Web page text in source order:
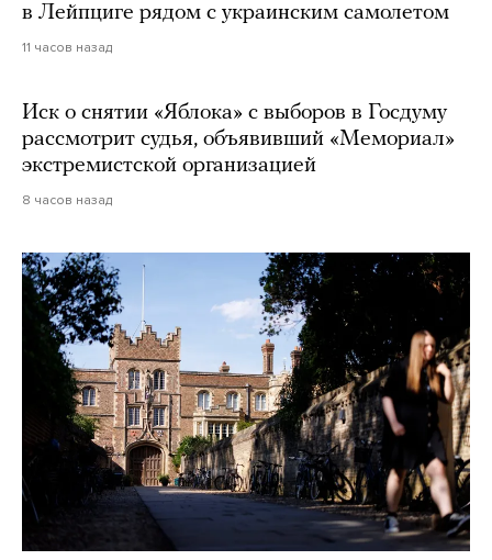
в Лейпциге рядом с украинским самолетом
11 часов назад
Иск о снятии «Яблока» с выборов в Госдуму
рассмотрит судья, объявивший «Мемориал»
экстремистской организацией
8 часов назад